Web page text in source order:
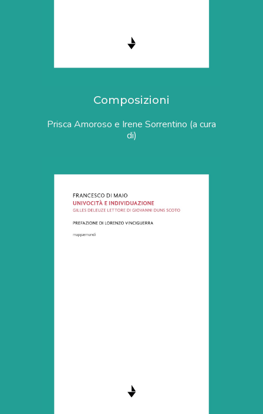
Composizioni
Prisca Amoroso e Irene Sorrentino (a cura
di)